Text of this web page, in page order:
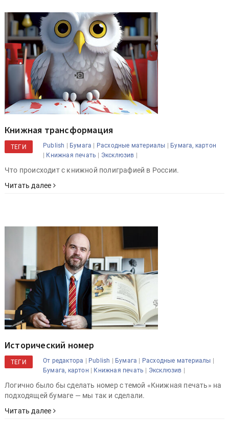
Книжная трансформация
ТЕГИ Publish | Бумага | Расходные материалы | Бумага, картон
| Книжная печать | Эксклюзив |
Что происходит с книжной полиграфией в России.
Читать далее
Исторический номер
ТЕГИ От редактора | Publish | Бумага | Расходные материалы |
Бумага, картон | Книжная печать | Эксклюзив |
Логично было бы сделать номер с темой «Книжная печать» на
подходящей бумаге — мы так и сделали.
Читать далее